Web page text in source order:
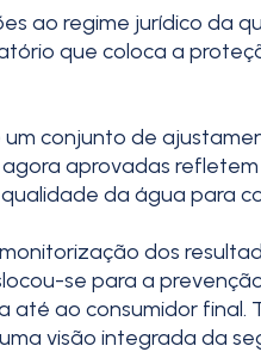
ao regime jurídico da
que coloca a
conjunto de
aprovadas
da água para
dos
se para a
ao consumidor final.
visão integrada da